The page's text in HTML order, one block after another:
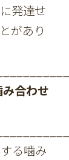
発達せ
があり
合わせ
る噛み